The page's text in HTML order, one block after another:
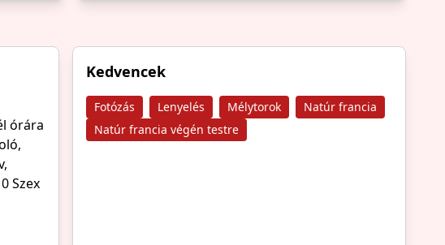
órára
Szex
Kedvencek
Fotózás Lenyelés Mélytorok
Natúr francia
Natúr francia végén testre